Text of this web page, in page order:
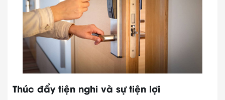
Thúc đẩy tiện nghi và sự tiện lợi